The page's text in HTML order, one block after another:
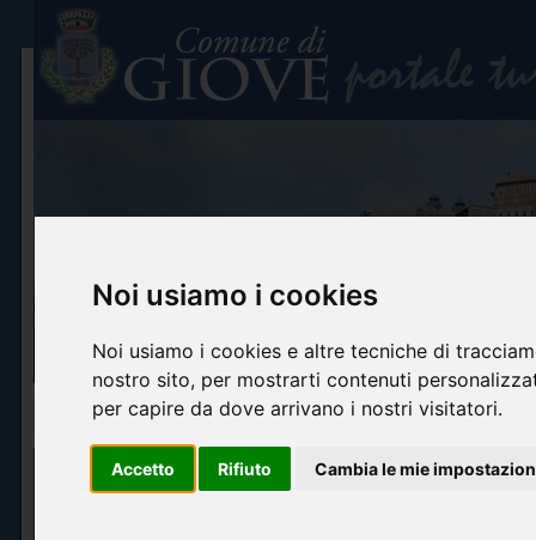
Noi usiamo i cookies
Noi usiamo i cookies e altre tecniche di
nostro sito, per mostrarti contenuti
per capire da dove arrivano i nostri visitatori.
Accetto Rifiuto Cambia le mie
Info turistiche Arte e cultura Itinerari turistici Accoglienza ed
BIBLIOTECA